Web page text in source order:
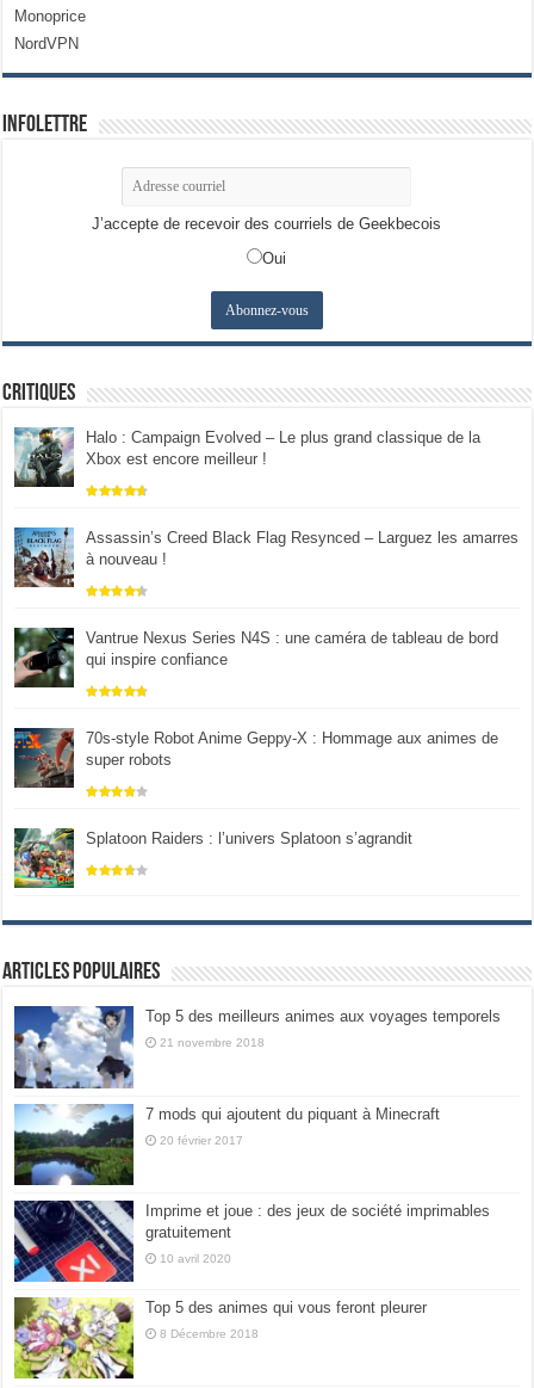
Monoprice
NordVPN
Infolettre
J’accepte de recevoir des courriels de Geekbecois
Oui
Critiques
Halo : Campaign Evolved – Le plus grand classique de la
Xbox est encore meilleur !
Assassin’s Creed Black Flag Resynced – Larguez les amarres
à nouveau !
Vantrue Nexus Series N4S : une caméra de tableau de bord
qui inspire confiance
70s-style Robot Anime Geppy-X : Hommage aux animes de
super robots
Splatoon Raiders : l’univers Splatoon s’agrandit
Articles populaires
Top 5 des meilleurs animes aux voyages temporels
21 novembre 2018
7 mods qui ajoutent du piquant à Minecraft
20 février 2017
Imprime et joue : des jeux de société imprimables
gratuitement
10 avril 2020
Top 5 des animes qui vous feront pleurer
8 Décembre 2018